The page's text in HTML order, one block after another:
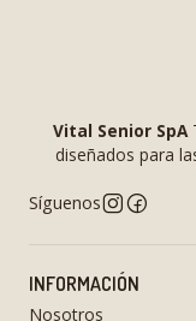
Vital Senior SpA
diseñados para
Síguenos
INFORMACIÓN
Nosotros